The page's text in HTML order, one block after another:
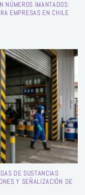
NÚMEROS IMANTADOS:
EMPRESAS EN CHILE
DE SUSTANCIAS
Y SEÑALIZACIÓN DE